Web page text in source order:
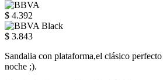
$ 4.392
$ 3.843
Sandalia con plataforma,el clásico
noche ;).